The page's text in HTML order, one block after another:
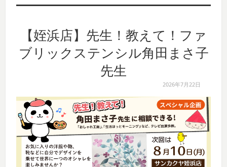
【姪浜店】先生！教えて！ファ
ブリックステンシル角田まさ子
先生
2026年7月22日